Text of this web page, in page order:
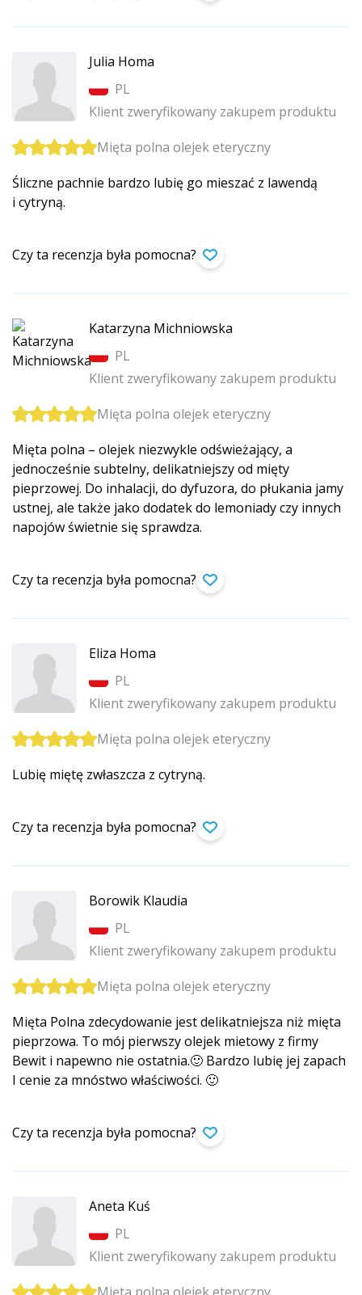
Julia Homa
PL
Klient zweryfikowany zakupem produktu
Mięta polna olejek eteryczny
Śliczne pachnie bardzo lubię go mieszać z lawendą
i cytryną.
Czy ta recenzja była pomocna?
Katarzyna Michniowska
PL
Klient zweryfikowany zakupem produktu
Mięta polna olejek eteryczny
Mięta polna – olejek niezwykle odświeżający, a
jednocześnie subtelny, delikatniejszy od mięty
pieprzowej. Do inhalacji, do dyfuzora, do płukania jamy
ustnej, ale także jako dodatek do lemoniady czy innych
napojów świetnie się sprawdza.
Czy ta recenzja była pomocna?
Eliza Homa
PL
Klient zweryfikowany zakupem produktu
Mięta polna olejek eteryczny
Lubię miętę zwłaszcza z cytryną.
Czy ta recenzja była pomocna?
Borowik Klaudia
PL
Klient zweryfikowany zakupem produktu
Mięta polna olejek eteryczny
Mięta Polna zdecydowanie jest delikatniejsza niż mięta
pieprzowa. To mój pierwszy olejek mietowy z firmy
Bewit i napewno nie ostatnia.🙂 Bardzo lubię jej zapach
I cenie za mnóstwo właściwości. 🙂
Czy ta recenzja była pomocna?
Aneta Kuś
PL
Klient zweryfikowany zakupem produktu